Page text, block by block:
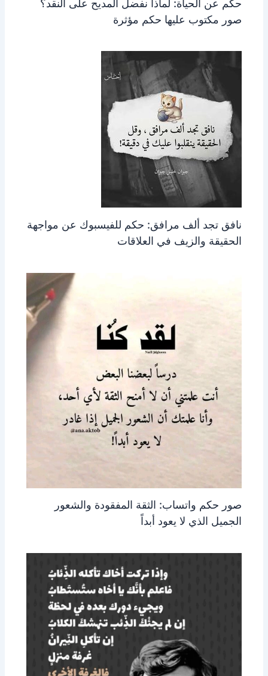
حكم عن الحياة: لماذا نفضل المديح على النقد؟
صور مكتوب عليها حكم مؤثرة
نافق تجد ألف مرافق: حكم للفيسبوك عن مواجهة
الحقيقة والزيف في العلاقات
صور حكم واتساب: الثقة المفقودة والشعور
الجميل الذي لا يعود أبداً